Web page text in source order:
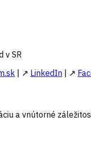
v SR
| ↗ LinkedIn | ↗
a vnútorné